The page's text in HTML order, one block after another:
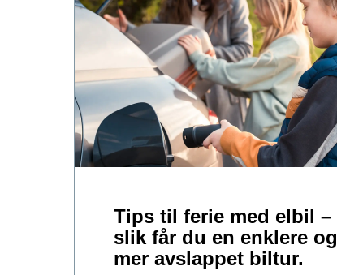
Tips til ferie med elbil –
slik får du en enklere og
mer avslappet biltur.